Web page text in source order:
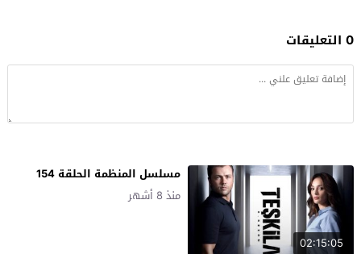
0 التعليقات
02:15:05
مسلسل المنظمة الحلقة 154
منذ 8 أشهر